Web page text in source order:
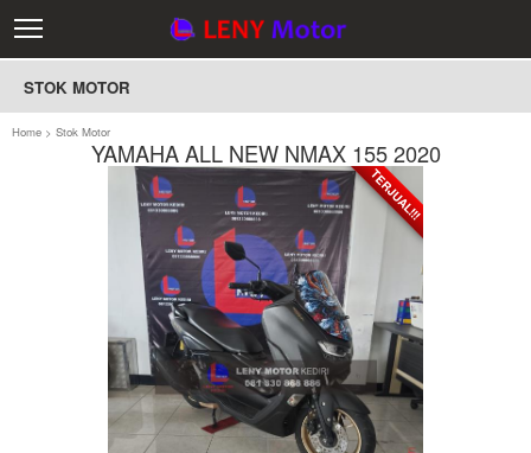
STOK MOTOR
Home > Stok Motor
YAMAHA ALL NEW NMAX 155 2020
TERJUAL!!!